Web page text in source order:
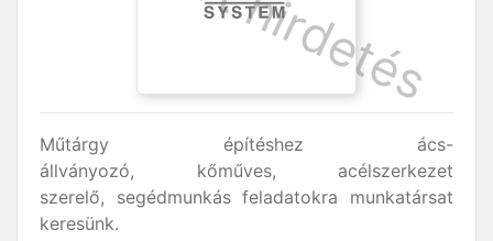
Műtárgy építéshez ács-
állványozó, kőműves, acélszerkezet
szerelő, segédmunkás feladatokra munkatársat
keresünk.